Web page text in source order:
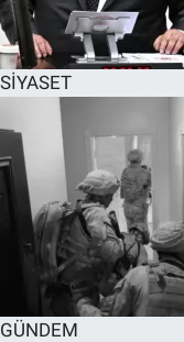
SİYASET
GÜNDEM